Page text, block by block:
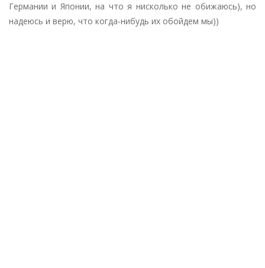
Германии и Японии, на что я нисколько не обижаюсь), но
надеюсь и верю, что когда-нибудь их обойдем мы))